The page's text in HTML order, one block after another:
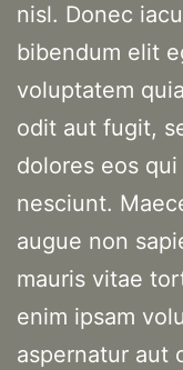
nisl. Donec
bibendum elit
voluptatem
odit aut fugit,
dolores eos
nesciunt.
augue non
mauris vitae
enim ipsam
aspernatur aut